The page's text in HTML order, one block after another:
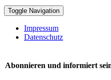
Toggle Navigation
Impressum
Datenschutz
Abonnieren und informiert